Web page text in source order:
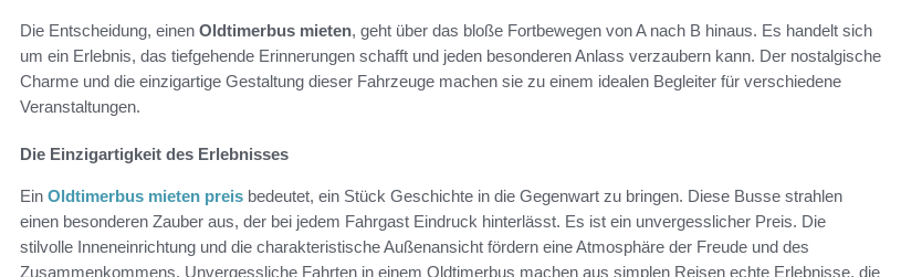
Die Entscheidung, einen Oldtimerbus mieten, geht über das bloße Fortbewegen von A nach B hinaus. Es handelt sich
um ein Erlebnis, das tiefgehende Erinnerungen schafft und jeden besonderen Anlass verzaubern kann. Der nostalgische
Charme und die einzigartige Gestaltung dieser Fahrzeuge machen sie zu einem idealen Begleiter für verschiedene
Veranstaltungen.
Die Einzigartigkeit des Erlebnisses
Ein Oldtimerbus mieten preis bedeutet, ein Stück Geschichte in die Gegenwart zu bringen. Diese Busse strahlen
einen besonderen Zauber aus, der bei jedem Fahrgast Eindruck hinterlässt. Es ist ein unvergesslicher Preis. Die
stilvolle Inneneinrichtung und die charakteristische Außenansicht fördern eine Atmosphäre der Freude und des
Zusammenkommens. Unvergessliche Fahrten in einem Oldtimerbus machen aus simplen Reisen echte Erlebnisse, die